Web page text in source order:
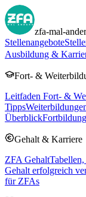
zfa-mal-
Stellenangebote
Ausbildung &
Fort- &
Leitfaden Fort- &
Tipps
Überblick
Gehalt & Karriere
ZFA Gehalt
Gehalt erfolgreich
für ZFAs